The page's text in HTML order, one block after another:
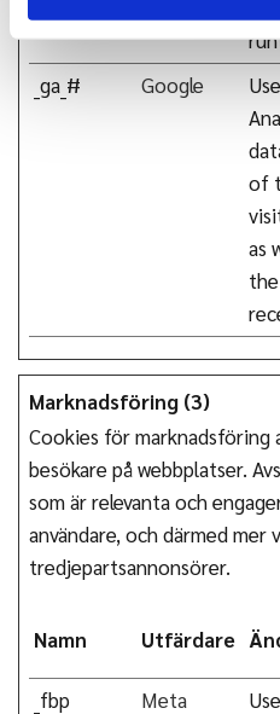
_ga_# Google
of
as
Marknadsföring (3)
Cookies för marknadsföring
besökare på webbplatser.
som är relevanta och
användare, och därmed
tredjepartsannonsörer.
Namn Utfärdare
_fbp
Meta